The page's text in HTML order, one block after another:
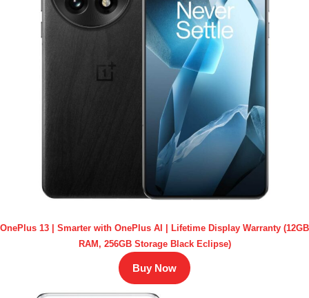
OnePlus 13 | Smarter with OnePlus AI | Lifetime Display Warranty (12GB
RAM, 256GB Storage Black Eclipse)
Buy Now